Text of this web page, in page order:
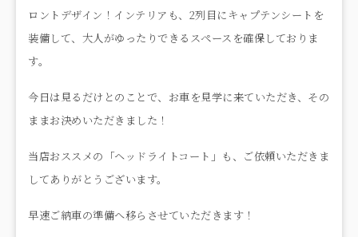
ロントデザイン！インテリアも、2列目にキャプテンシートを
装備して、大人がゆったりできるスペースを確保しておりま
す。
今日は見るだけとのことで、お車を見学に来ていただき、その
ままお決めいただきました！
当店おススメの「ヘッドライトコート」も、ご依頼いただきま
してありがとうございます。
早速ご納車の準備へ移らさせていただきます！